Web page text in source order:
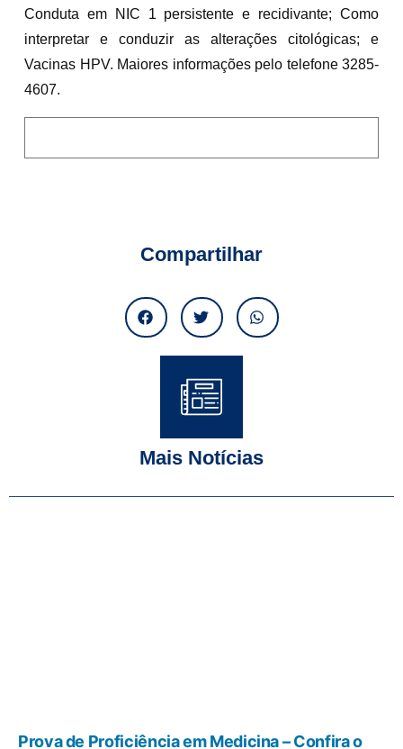
Conduta em NIC 1 persistente e recidivante; Como
interpretar e conduzir as alterações citológicas; e
Vacinas HPV. Maiores informações pelo telefone 3285-
4607.
Compartilhar
Mais Notícias
Prova de Proficiência em Medicina – Confira o